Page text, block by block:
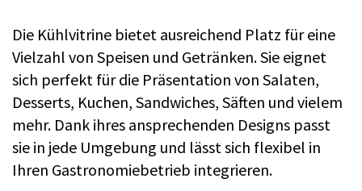
Die Kühlvitrine bietet ausreichend Platz für eine
Vielzahl von Speisen und Getränken. Sie eignet
sich perfekt für die Präsentation von Salaten,
Desserts, Kuchen, Sandwiches, Säften und vielem
mehr. Dank ihres ansprechenden Designs passt
sie in jede Umgebung und lässt sich flexibel in
Ihren Gastronomiebetrieb integrieren.